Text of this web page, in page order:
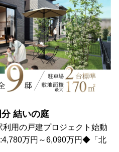
結いの庭
利用の戸建プロジェクト始動
万円～6,090万円◆「北